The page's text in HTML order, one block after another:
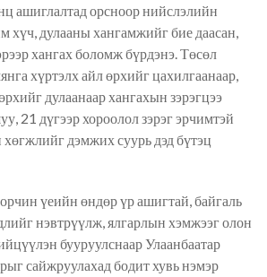
ашиглалтад орсноор нийслэлийн
хүч, дулааны хангамжийг бие даасан,
хангах боломж бүрдэнэ. Төсөл
хүртэлх айл өрхийг цахилгаанаар,
дулаанаар хангахын зэрэгцээ
21 дүгээр хороолол зэрэг эрчимтэй
дэмжих суурь дэд бүтэц
үеийн өндөр үр ашигтай, байгаль
нэвтрүүлж, ялгарлын хэмжээг олон
бууруулснаар Улаанбаатар
сайжруулахад бодит хувь нэмэр